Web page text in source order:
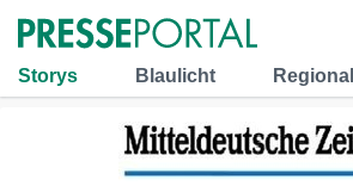
Storys Blaulicht Regional